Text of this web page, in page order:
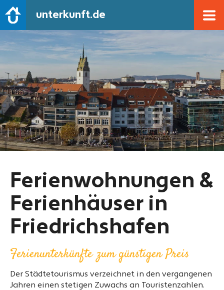
unterkunft.de
Ferienwohnungen &
Ferienhäuser in
Friedrichshafen
Ferienunterkünfte zum günstigen Preis
Der Städtetourismus verzeichnet in den vergangenen
Jahren einen stetigen Zuwachs an Touristenzahlen.